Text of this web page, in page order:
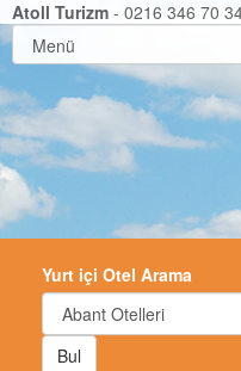
Atoll Turizm - 0216 346 70
Yurt içi Otel Arama
Bul